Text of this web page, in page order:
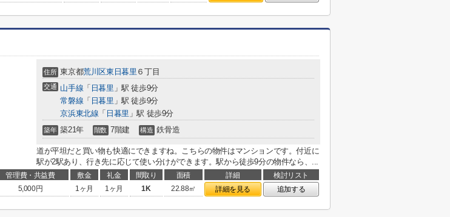
住所 東京都荒川区東日暮里 ６丁目
交通 山手線 「 日暮里 」駅 徒歩9分
常磐線 「 日暮里 」駅 徒歩9分
京浜東北線 「 日暮里 」駅 徒歩9分
築年 築21年 階数 7階建 構造 鉄骨造
道が平坦だと買い物も快適にできますね。こちらの物件はマンションです。付近に
駅が2駅あり、行き先に応じて使い分けができます。駅から徒歩9分の物件なら、...
管理費・共益費 敷金 礼金 間取り 面積 詳細
検討リスト
5,000円 1ヶ月 1ヶ月 1K 22.88㎡ 詳細を見る 追加する